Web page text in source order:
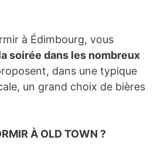
à Édimbourg, vous
soirée dans les nombreux
dans une typique
un grand choix de bières
À OLD TOWN ?